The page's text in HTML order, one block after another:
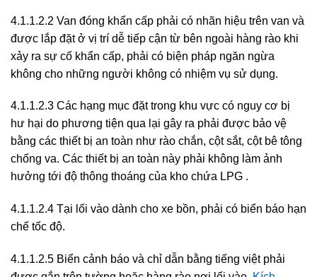
4.1.1.2.2 Van đóng khẩn cấp phải có nhãn hiệu trên van và
được lắp đặt ở vị trí dễ tiếp cận từ bên ngoài hàng rào khi
xảy ra sự cố khẩn cấp, phải có biện pháp ngăn ngừa
không cho những người không có nhiệm vụ sử dụng.
4.1.1.2.3 Các hạng mục đặt trong khu vực có nguy cơ bị
hư hại do phương tiện qua lại gây ra phải được bảo vệ
bằng các thiết bị an toàn như rào chắn, cột sắt, cột bê tông
chống va. Các thiết bị an toàn này phải không làm ảnh
hưởng tới độ thông thoáng của kho chứa LPG .
4.1.1.2.4 Tại lối vào dành cho xe bồn, phải có biển báo hạn
chế tốc độ.
4.1.1.2.5 Biển cảnh báo và chỉ dẫn bằng tiếng việt phải